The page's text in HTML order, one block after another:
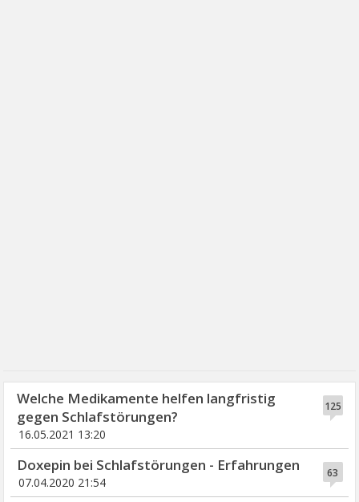
125
Welche Medikamente helfen langfristig
gegen Schlafstörungen?
16.05.2021 13:20
63
Doxepin bei Schlafstörungen - Erfahrungen
07.04.2020 21:54